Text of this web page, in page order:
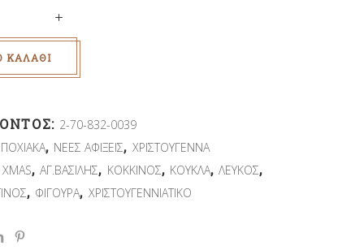
ΚΑΛΆΘΙ
2-70-832-0039
, ΝΕΕΣ ΑΦΙΞΕΙΣ, ΧΡΙΣΤΟΥΓΕΝΝΑ
XMAS,ΑΓ.ΒΑΣΙΛΗΣ, ΚΟΚΚΙΝΟΣ, ΚΟΥΚΛΑ,ΛΕΥΚΟΣ,
, ΦΙΓΟΥΡΑ, ΧΡΙΣΤΟΥΓΕΝΝΙΑΤΙΚΟ